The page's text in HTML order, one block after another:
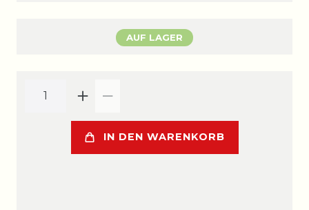
AUF LAGER
IN DEN WARENKORB